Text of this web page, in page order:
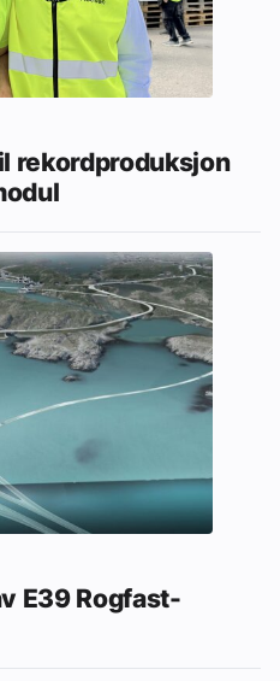
rekordproduksjon
E39 Rogfast-